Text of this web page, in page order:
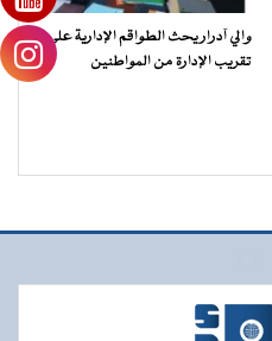
والي آدرار يحث الطواقم الإدارية على
تقريب الإدارة من المواطنين